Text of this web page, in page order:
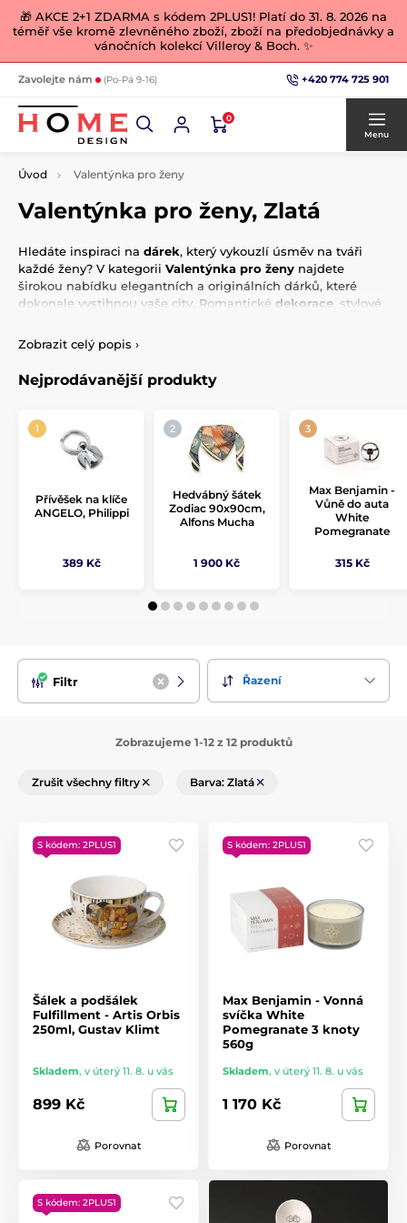
🎁 AKCE 2+1 ZDARMA s kódem 2PLUS1! Platí do 31. 8. 2026 na
téměř vše kromě zlevněného zboží, zboží na předobjednávky a
vánočních kolekcí Villeroy & Boch. ✨
Zavolejte nám (Po-Pá 9-16) +420 774 725 901
0
Menu
Úvod Valentýnka pro ženy
Valentýnka pro ženy, Zlatá
Hledáte inspiraci na dárek, který vykouzlí úsměv na tváři
každé ženy? V kategorii Valentýnka pro ženy najdete
širokou nabídku elegantních a originálních dárků, které
dokonale vystihnou vaše city. Romantické dekorace , stylové
designem – vše je pečlivě vybráno tak, aby oslovilo ženy,
které mají smysl pro detail a krásu. Překvapte svou
partnerku, maminku nebo kamarádku něčím výjimečným a
udělejte z letošního Valentýnanezapomenutelný zážitek
Zobrazit celý popis ›
Nejprodávanější produkty
Přívěšek na klíče
ANGELO, Philippi
389 Kč
Hedvábný šátek
Zodiac 90x90cm,
Alfons Mucha
1 900 Kč
Max Benjamin -
Vůně do auta
White
Pomegranate
315 Kč
Filtr Řazení
Zobrazujeme 1-12 z 12 produktů
Zrušit všechny filtry Barva: Zlatá
S kódem: 2PLUS1
Šálek a podšálek
Fulfillment - Artis Orbis
250ml, Gustav Klimt
Skladem, v úterý 11. 8. u vás
899 Kč
Porovnat
S kódem: 2PLUS1
Max Benjamin - Vonná
svíčka White
Pomegranate 3 knoty
560g
Skladem, v úterý 11. 8. u vás
1 170 Kč
Porovnat
S kódem: 2PLUS1